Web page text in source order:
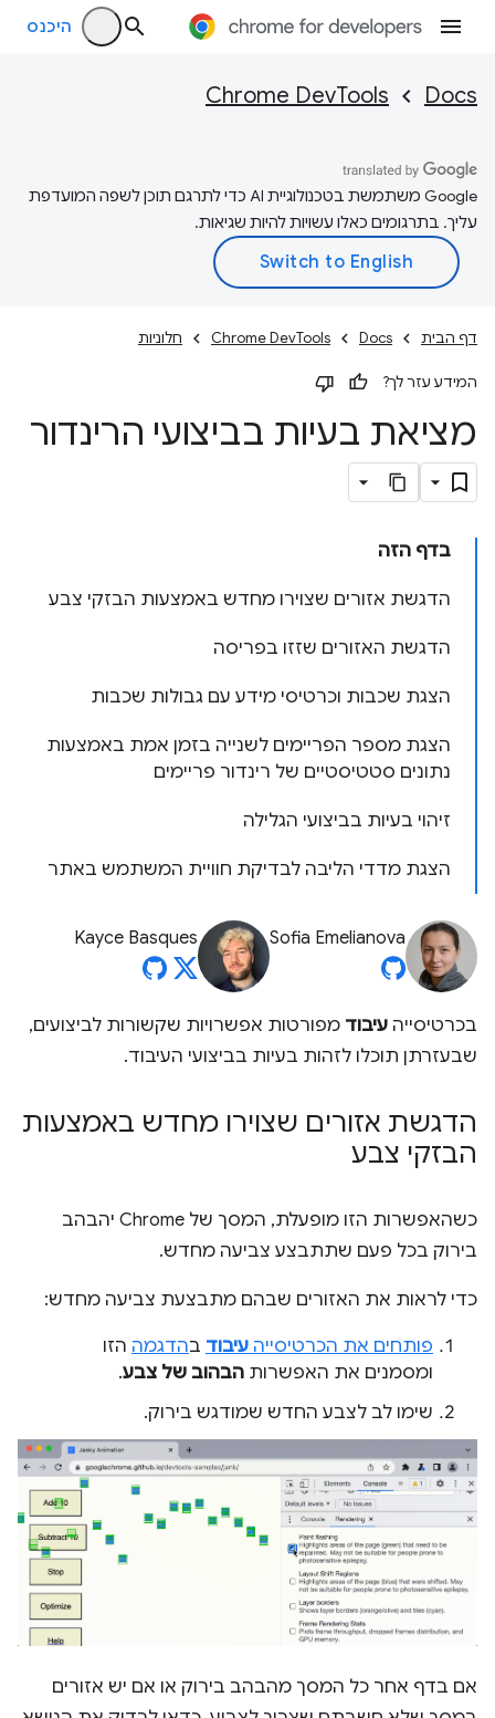
היכנס
Docs
Chrome DevTools
‫Google משתמשת בטכנולוגיית AI כדי לתרגם תוכן לשפה המועדפת
עליך. בתרגומים כאלו עשויות להיות שגיאות.
דף הבית Docs
Chrome DevTools חלוניות
המידע עזר לך?
מציאת בעיות בביצועי הרינדור
בדף הזה
הדגשת אזורים שצוירו מחדש באמצעות הבזקי צבע
הדגשת האזורים שזזו בפריסה
הצגת שכבות וכרטיסי מידע עם גבולות שכבות
הצגת מספר הפריימים לשנייה בזמן אמת באמצעות
נתונים סטטיסטיים של רינדור פריימים
זיהוי בעיות בביצועי הגלילה
הצגת מדדי הליבה לבדיקת חוויית המשתמש באתר
Sofia Emelianova
Kayce Basques
בכרטיסייה עיבוד מפורטות אפשרויות שקשורות לביצועים,
שבעזרתן תוכלו לזהות בעיות בביצועי העיבוד.
הדגשת אזורים שצוירו מחדש באמצעות
הבזקי צבע
כשהאפשרות הזו מופעלת, המסך של Chrome יהבהב
בירוק בכל פעם שתתבצע צביעה מחדש.
כדי לראות את האזורים שבהם מתבצעת צביעה מחדש:
פותחים את הכרטיסייה עיבוד בהדגמה הזו
ומסמנים את האפשרות הבהוב של צבע.
שימו לב לצבע החדש שמודגש בירוק.
אם בדף אחר כל המסך מהבהב בירוק או אם יש אזורים